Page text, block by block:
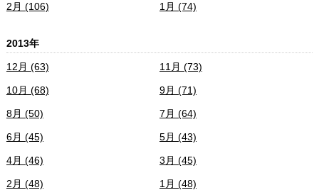
2月 (106) 1月 (74)
2013年
12月 (63) 11月 (73)
10月 (68) 9月 (71)
8月 (50) 7月 (64)
6月 (45) 5月 (43)
4月 (46) 3月 (45)
2月 (48) 1月 (48)